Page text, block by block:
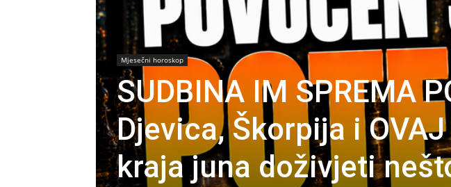
Mjesečni horoskop
SUDBINA IM SPREMA
Djevica, Škorpija i
kraja juna doživjeti